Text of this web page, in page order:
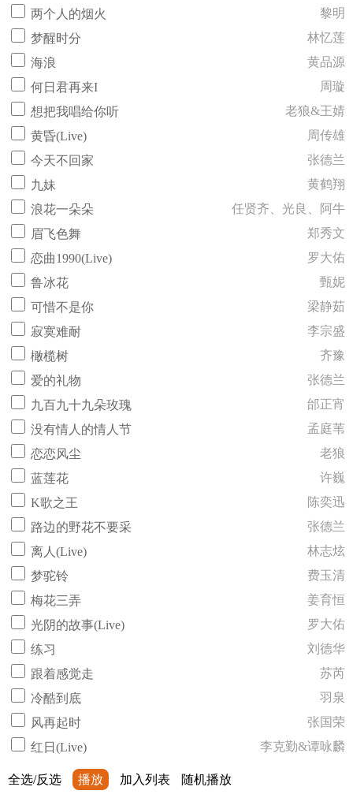
两个人的烟火
黎明
梦醒时分
林忆莲
海浪
黄品源
何日君再来I
周璇
想把我唱给你听
老狼&王婧
黄昏(Live)
周传雄
今天不回家
张德兰
九妹
黄鹤翔
浪花一朵朵
任贤齐、光良、阿牛
眉飞色舞
郑秀文
恋曲1990(Live)
罗大佑
鲁冰花
甄妮
可惜不是你
梁静茹
寂寞难耐
李宗盛
橄榄树
齐豫
爱的礼物
张德兰
九百九十九朵玫瑰
邰正宵
没有情人的情人节
孟庭苇
恋恋风尘
老狼
蓝莲花
许巍
K歌之王
陈奕迅
路边的野花不要采
张德兰
离人(Live)
林志炫
梦驼铃
费玉清
梅花三弄
姜育恒
光阴的故事(Live)
罗大佑
练习
刘德华
跟着感觉走
苏芮
冷酷到底
羽泉
风再起时
张国荣
红日(Live)
李克勤&谭咏麟
全选/反选 播放 加入列表 随机播放